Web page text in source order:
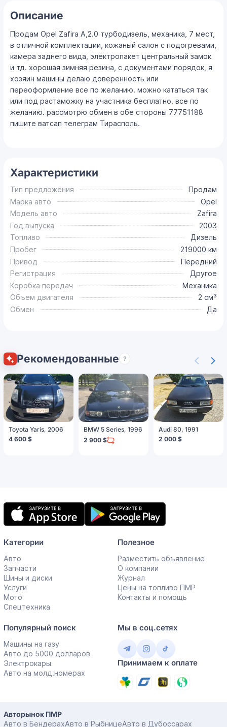
Описание
Продам Opel Zafira А,2.0 турбодизель, механика, 7 мест,
в отличной комплектации, кожаный салон с подогревами,
камера заднего вида, электропакет центральный замок
и тд. хорошая зимняя резина, с документами порядок, я
хозяин машины делаю доверенность или
переоформление все по желанию. можно кататься так
или под растаможку на участника бесплатно. все по
желанию. рассмотрю обмен в обе стороны 77751188
пишите ватсап телеграм Тирасполь.
Характеристики
Тип предложения
Продам
Марка авто
Opel
Модель авто
Zafira
Год выпуска
2003
Топливо
Дизель
Пробег
219000 км
Привод
Передний
Регистрация
Другое
Коробка передач
Механика
Объем двигателя
2 см³
Обмен
Да
Рекомендованные ?
Toyota Yaris, 2006
4 600 $
BMW 5 Series, 1996
2 900 $
Audi 80, 1991
2 000 $
Мобильное
приложение
Категории
Авто
Запчасти
Шины и диски
Услуги
Мото
Спецтехника
Полезное
Разместить объявление
О компании
Журнал
Цены на топливо ПМР
Контакты и помощь
Популярный поиск
Машины на газу
Авто до 5000 долларов
Электрокары
Авто на молд.номерах
Мы в соц.сетях
Принимаем к оплате
Авторынок ПМР
Авто в БендерахАвто в РыбницеАвто в Дубоссарах